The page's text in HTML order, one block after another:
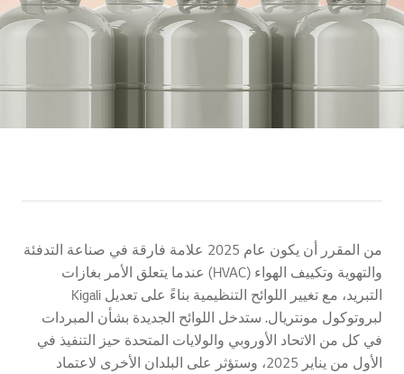
من المقرر أن يكون عام 2025 علامة فارقة في صناعة التدفئة
والتهوية وتكييف الهواء (HVAC) عندما يتعلق الأمر بغازات
التبريد، مع تغيير اللوائح التنظيمية بناءً على تعديل Kigali
لبروتوكول مونتريال. ستدخل اللوائح الجديدة بشأن المبردات
في كل من الاتحاد الأوروبي والولايات المتحدة حيز التنفيذ في
الأول من يناير 2025، وستؤثر على البلدان الأخرى لاعتماد